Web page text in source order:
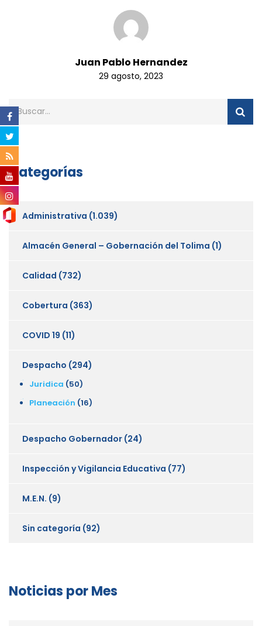
Juan Pablo Hernandez
29 agosto, 2023
Categorías
Administrativa (1.039)
Almacén General – Gobernación del Tolima (1)
Calidad (732)
Cobertura (363)
COVID 19 (11)
Despacho (294)
Juridica (50)
Planeación (16)
Despacho Gobernador (24)
Inspección y Vigilancia Educativa (77)
M.E.N. (9)
Sin categoría (92)
Noticias por Mes